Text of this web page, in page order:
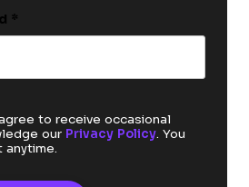
*
to receive occasional
our Privacy Policy. You
anytime.